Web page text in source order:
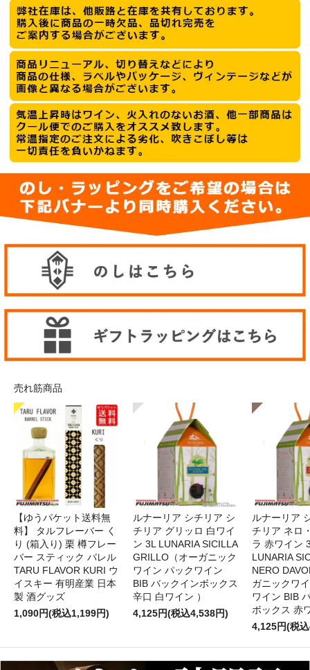
売れ筋商品
【ゆうパケット送料無
料】 タルフレーバー く
り (箱入り) 栗 樽フレー
バー スティック バレル
TARU FLAVOR KURI ウ
イスキー 有明産業 日本
製 酒グッズ
1,090円(税込1,199円)
ルナーリア シチリア シ
チリア グリッロ 白ワイ
ン 3L LUNARIA SICILLA
GRILLO（オーガニック
ワイン パックワイン
BIB バックインボックス
辛口 白ワイン ）
4,125円(税込4,538円)
ルナーリア
チリア ネロ
ラ 赤ワイ
LUNARIA
NERO
ガニックワ
ワイン BIB
ボックス 赤
4,125円(税